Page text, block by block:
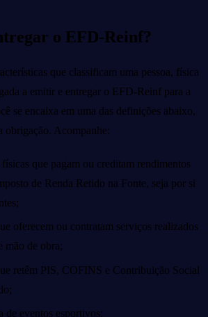
o EFD-Reinf?
que classificam uma pessoa, física
a emitir e entregar o EFD-Reinf para a
se encaixa em uma das definições abaixo,
obrigação. Acompanhe:
físicas que pagam ou creditam rendimentos
de Renda Retido na Fonte, seja por si
oferecem ou contratam serviços realizados
mão de obra;
retêm PIS, COFINS e Contribuição Social
de eventos esportivos;